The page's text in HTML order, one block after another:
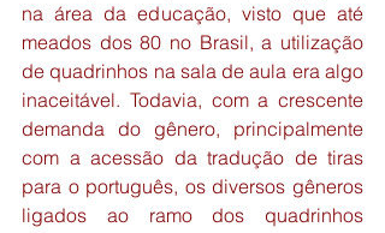
na área da educação, visto que até
meados dos 80 no Brasil, a utilização
de quadrinhos na sala de aula era algo
inaceitável. Todavia, com a crescente
demanda do gênero, principalmente
com a acessão da tradução de tiras
para o português, os diversos gêneros
ligados ao ramo dos quadrinhos